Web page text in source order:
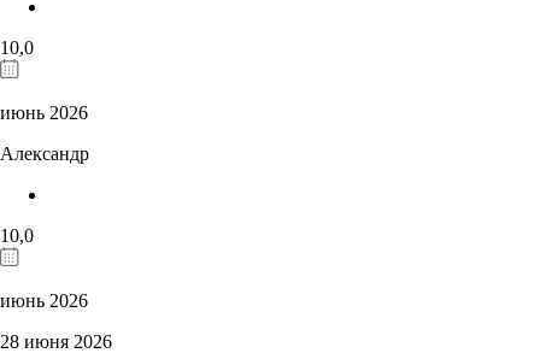
10,0
июнь 2026
Александр
10,0
июнь 2026
28 июня 2026